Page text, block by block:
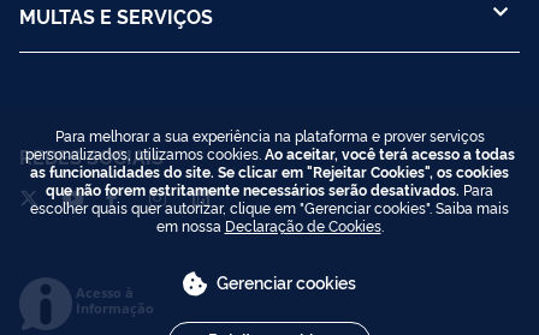
MULTAS E SERVIÇOS
REDES SOCIAIS
Acesso à
Informação
Para melhorar a sua experiência na plataforma e prover serviços
personalizados, utilizamos cookies. Ao aceitar, você terá acesso a todas
as funcionalidades do site. Se clicar em "Rejeitar Cookies", os cookies
que não forem estritamente necessários serão desativados. Para
escolher quais quer autorizar, clique em "Gerenciar cookies". Saiba mais
em nossa Declaração de Cookies.
Gerenciar cookies